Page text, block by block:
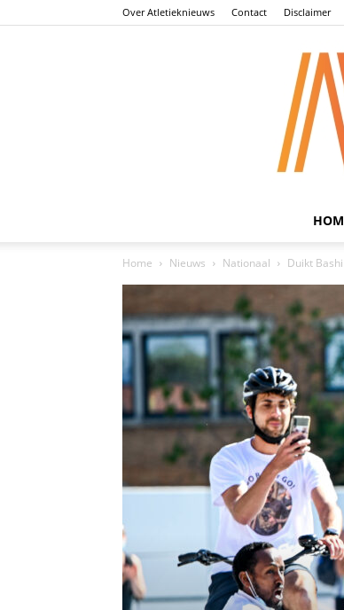
Over Atletieknieuws Contact Disclaimer
Home Nieuws Nationaal Duikt